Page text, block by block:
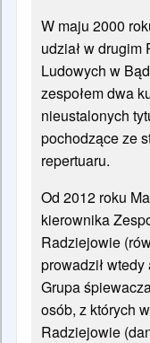
W maju 2000
udział w
Ludowych w
zespołem dwa
nieustalonych
pochodzące ze
repertuaru.
Od 2012 roku
kierownika
Radziejowie
prowadził
Grupa
osób, z których
Radziejowie